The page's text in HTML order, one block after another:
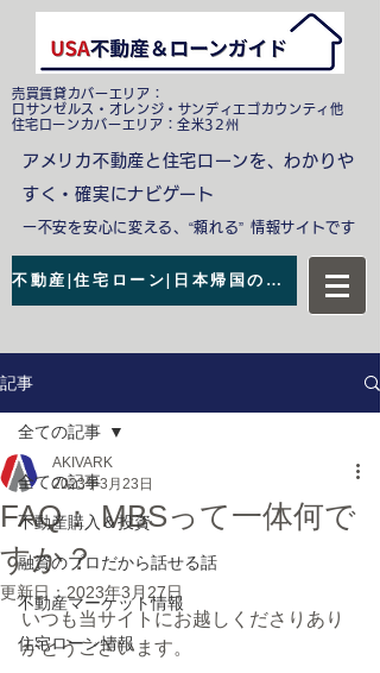
売買賃貸カバーエリア：
ロサンゼルス・オレンジ・サンディエゴカウンティ他
​住宅ローンカバーエリア：全米32州
アメリカ不動産と住宅ローンを、わかりや
すく・確実にナビゲート
ー不安を安心に変える、“頼れる” 情報サイトです
不動産|住宅ローン|日本帰国の無料相談
記事
全ての記事
不動産購入＆投資
融資のプロだから話せる話
不動産マーケット情報
住宅ローン情報
全ての記事
FAQ： MBSって一体何で
すか？
AKIVARK
2023年3月23日
更新日：2023年3月27日
いつも当サイトにお越しくださりあり
がとうございます。